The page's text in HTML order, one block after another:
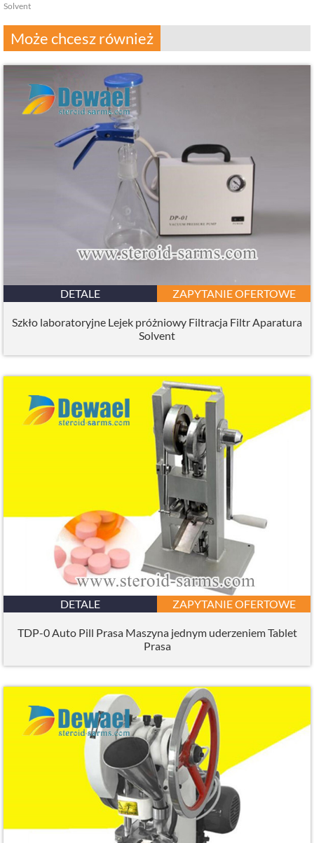
Solvent
Może chcesz również
DETALE ZAPYTANIE OFERTOWE
Szkło laboratoryjne Lejek próżniowy Filtracja Filtr Aparatura
Solvent
DETALE ZAPYTANIE OFERTOWE
TDP-0 Auto Pill Prasa Maszyna jednym uderzeniem Tablet
Prasa